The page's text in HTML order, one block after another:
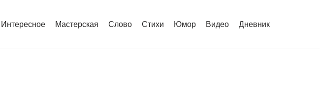
Интересное Мастерская Слово Стихи Юмор Видео Дневник